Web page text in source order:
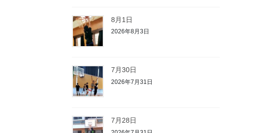
8月1日
2026年8月3日
7月30日
2026年7月31日
7月28日